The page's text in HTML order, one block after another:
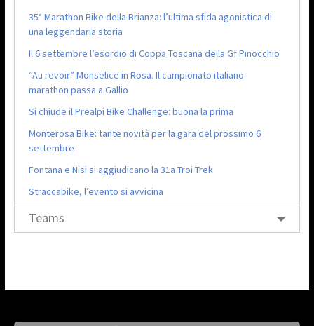
35ª Marathon Bike della Brianza: l’ultima sfida agonistica di
una leggendaria storia
Il 6 settembre l’esordio di Coppa Toscana della Gf Pinocchio
“Au revoir” Monselice in Rosa. Il campionato italiano
marathon passa a Gallio
Si chiude il Prealpi Bike Challenge: buona la prima
Monterosa Bike: tante novità per la gara del prossimo 6
settembre
Fontana e Nisi si aggiudicano la 31a Troi Trek
Straccabike, l’evento si avvicina
Teams